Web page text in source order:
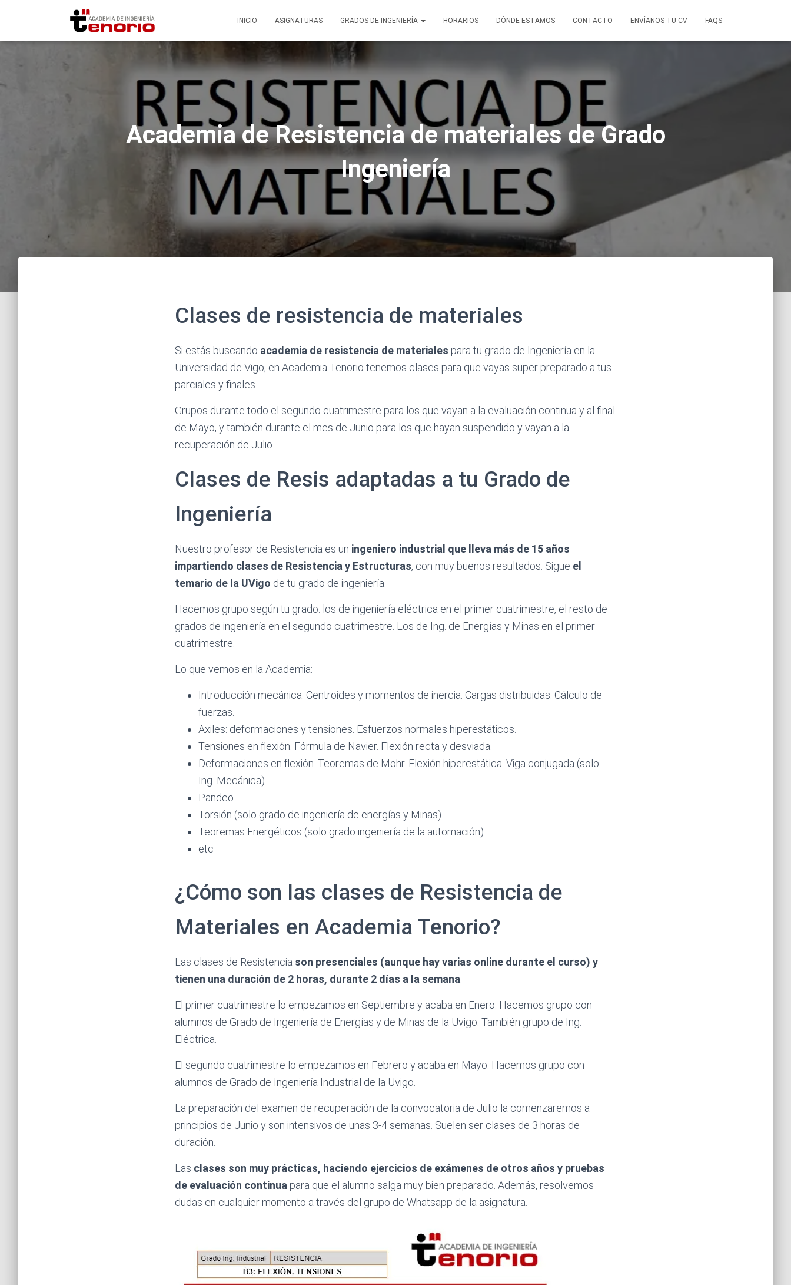
INICIO ASIGNATURAS GRADOS DE INGENIERÍA HORARIOS DÓNDE ESTAMOS CONTACTO ENVÍANOS TU CV FAQS
Academia de Resistencia de materiales de Grado
Ingeniería
Clases de resistencia de materiales
Si estás buscando academia de resistencia de materiales para tu grado de Ingeniería en la
Universidad de Vigo, en Academia Tenorio tenemos clases para que vayas super preparado a tus
parciales y finales.
Grupos durante todo el segundo cuatrimestre para los que vayan a la evaluación continua y al final
de Mayo, y también durante el mes de Junio para los que hayan suspendido y vayan a la
recuperación de Julio.
Clases de Resis adaptadas a tu Grado de
Ingeniería
Nuestro profesor de Resistencia es un ingeniero industrial que lleva más de 15 años
impartiendo clases de Resistencia y Estructuras, con muy buenos resultados. Sigue el
temario de la UVigo de tu grado de ingeniería.
Hacemos grupo según tu grado: los de ingeniería eléctrica en el primer cuatrimestre, el resto de
grados de ingeniería en el segundo cuatrimestre. Los de Ing. de Energías y Minas en el primer
cuatrimestre.
Lo que vemos en la Academia:
Introducción mecánica. Centroides y momentos de inercia. Cargas distribuidas. Cálculo de
fuerzas.
Axiles: deformaciones y tensiones. Esfuerzos normales hiperestáticos.
Tensiones en flexión. Fórmula de Navier. Flexión recta y desviada.
Deformaciones en flexión. Teoremas de Mohr. Flexión hiperestática. Viga conjugada (solo
Ing. Mecánica).
Pandeo
Torsión (solo grado de ingeniería de energías y Minas)
Teoremas Energéticos (solo grado ingeniería de la automación)
etc
¿Cómo son las clases de Resistencia de
Materiales en Academia Tenorio?
Las clases de Resistencia son presenciales (aunque hay varias online durante el curso) y
tienen una duración de 2 horas, durante 2 días a la semana
El primer cuatrimestre lo empezamos en Septiembre y acaba en Enero. Hacemos grupo con
alumnos de Grado de Ingeniería de Energías y de Minas de la Uvigo. También grupo de Ing.
Eléctrica.
El segundo cuatrimestre lo empezamos en Febrero y acaba en Mayo. Hacemos grupo con
alumnos de Grado de Ingeniería Industrial de la Uvigo.
La preparación del examen de recuperación de la convocatoria de Julio la comenzaremos a
principios de Junio y son intensivos de unas 3-4 semanas. Suelen ser clases de 3 horas de
duración.
Las clases son muy prácticas, haciendo ejercicios de exámenes de otros años y pruebas
de evaluación continua para que el alumno salga muy bien preparado. Además, resolvemos
dudas en cualquier momento a través del grupo de Whatsapp de la asignatura.